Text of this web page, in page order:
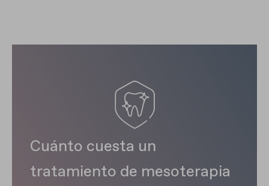
Cuánto cuesta un
tratamiento de mesoterapia